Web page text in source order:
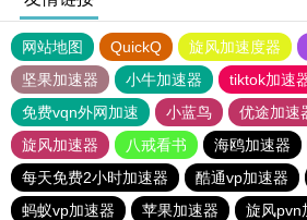
网站地图 QuickQ 旋风加速度器
坚果加速器
小牛加速器 tiktok加速
免费vqn外网加速
小蓝鸟 优途加速
旋风加速器
八戒看书 海鸥加速器
每天免费2小时加速器
酷通vp加速器
蚂蚁vp加速器
苹果加速器 旋风pvn